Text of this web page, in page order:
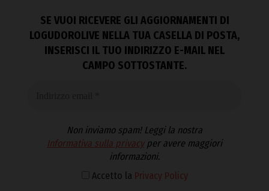
SE VUOI RICEVERE GLI AGGIORNAMENTI DI
LOGUDOROLIVE NELLA TUA CASELLA DI POSTA,
INSERISCI IL TUO INDIRIZZO E-MAIL NEL
CAMPO SOTTOSTANTE.
Non inviamo spam! Leggi la nostra
Informativa sulla privacyper avere maggiori
informazioni.
Accetto la Privacy Policy